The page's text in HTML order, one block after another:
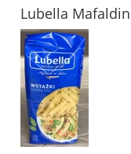
Lubella